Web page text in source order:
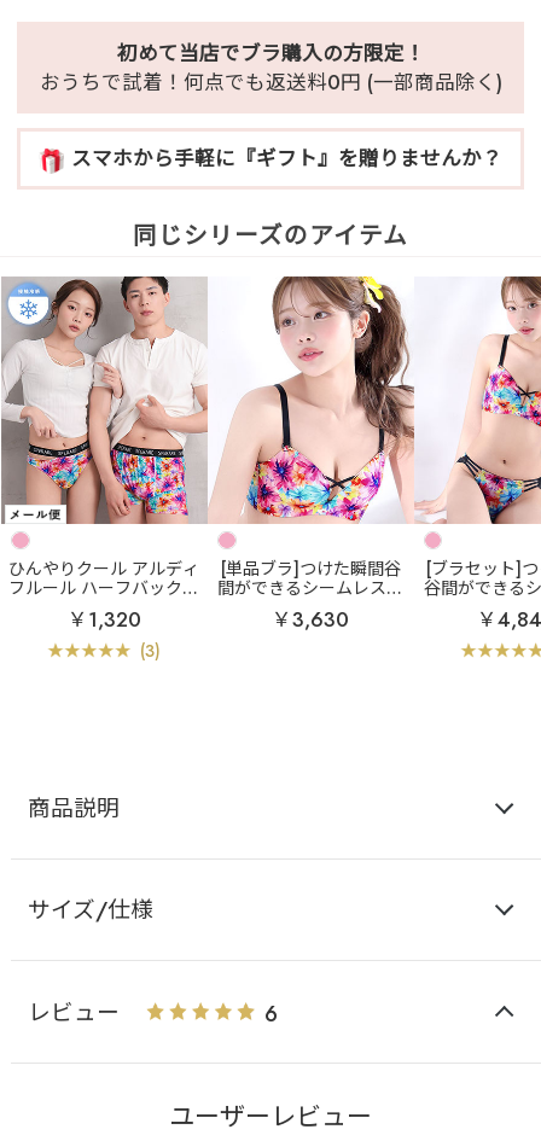
初めて当店でブラ購入の方限定！
おうちで試着！何点でも返送料0円 (一部商品除く)
スマホから手軽に『ギフト』を贈りませんか？
同じシリーズのアイテム
ひんやりクール アルディ
フルール ハーフバックシ
ョーツ
￥1,320
(3)
[単品ブラ]つけた瞬間谷
間ができるシームレスブ
アルディフルール 超
盛ブラ(R) 単品ブラジャ
￥3,630
[ブラセット]
谷間ができる
アルデ
超盛ブラ(R)
ショー
￥
商品説明
サイズ/仕様
レビュー 6
ユーザーレビュー